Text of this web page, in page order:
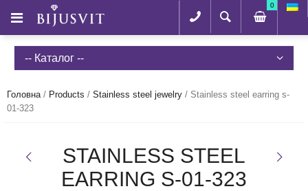
0
-- Каталог --
Головна/ Products / Stainless steel jewelry / Stainless steel earring s-
01-323
STAINLESS STEEL
EARRING S-01-323